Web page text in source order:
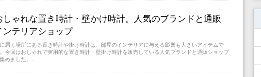
しゃれな置き時計・壁かけ時計。人気のブランドと通販
ンテリアショップ
届く場所にある置き時計や掛け時計は、部屋のインテリアに与える影響も大きいアイテムで
今回はおしゃれで実用的な置き時計・壁掛け時計を販売している人気ブランドと通販ショップ
めました。..